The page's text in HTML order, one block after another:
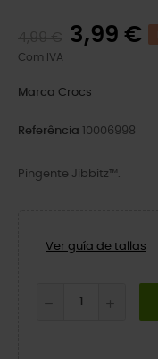
3,99 €
Com IVA
Marca Crocs
Referência 10006998
Pingente Jibbitz™.
Ver guía de tallas